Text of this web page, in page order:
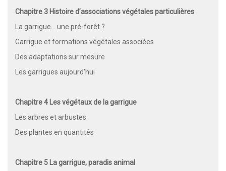
Chapitre 3 Histoire d’associations végétales particulières
La garrigue… une pré-forêt ?
Garrigue et formations végétales associées
Des adaptations sur mesure
Les garrigues aujourd'hui
Chapitre 4 Les végétaux de la garrigue
Les arbres et arbustes
Des plantes en quantités
Chapitre 5 La garrigue, paradis animal